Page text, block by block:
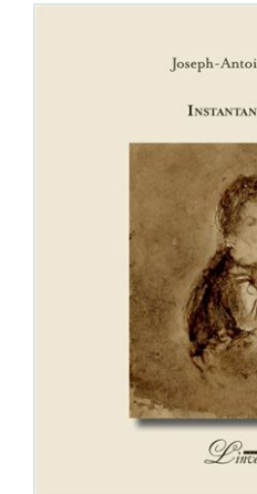
Joseph-Antoine
Critiques Joseph-